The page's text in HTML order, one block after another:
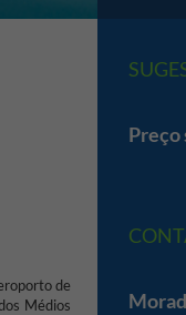
de
Médios
Preço